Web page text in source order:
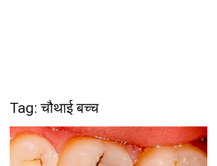
Tag:चौथाई बच्च